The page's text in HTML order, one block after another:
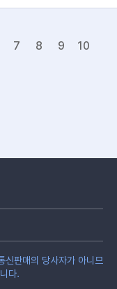
7 8 9 10
신판매의 당사자가 아니므
다.